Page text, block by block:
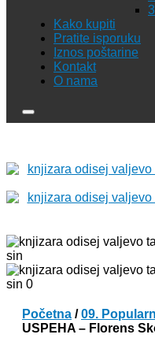
Kako kupiti
Pratite isporuku
Iznos poštarine
Kontakt
O nama
Početna /09.
USPEHA – Florens